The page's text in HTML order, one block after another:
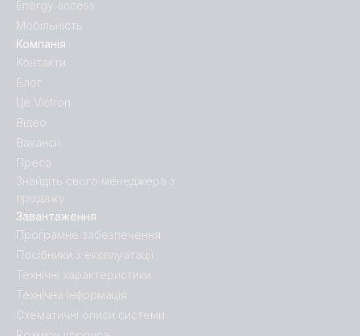
Завантаження
Програмне забезпечення
Посібники з експлуатації
Технічні характеристики
Технічна інформація
Схематичні описи системи
Energy access
Мобільність
Компанія
Контакти
Блог
Це Victron
Відео
Вакансії
Преса
Знайдіть свого менеджера з
продажу